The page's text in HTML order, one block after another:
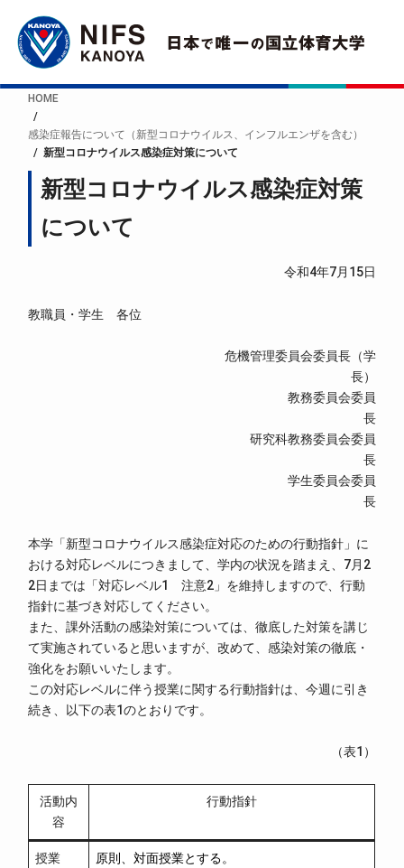
HOME
感染症報告について（新型コロナウイルス、インフルエンザを含む）
新型コロナウイルス感染症対策について
新型コロナウイルス感染症対策
について
令和4年7月15日
教職員・学生 各位
危機管理委員会委員長（学
長）
教務委員会委員
長
研究科教務委員会委員
長
学生委員会委員
長
本学「新型コロナウイルス感染症対応のための行動指針」に
おける対応レベルにつきまして、学内の状況を踏まえ、7月2
2日までは「対応レベル1 注意2」を維持しますので、行動
指針に基づき対応してください。
また、課外活動の感染対策については、徹底した対策を講じ
て実施されていると思いますが、改めて、感染対策の徹底・
強化をお願いいたします。
この対応レベルに伴う授業に関する行動指針は、今週に引き
続き、以下の表1のとおりです。
（表1）
活動内
容
行動指針
授業
原則、対面授業とする。